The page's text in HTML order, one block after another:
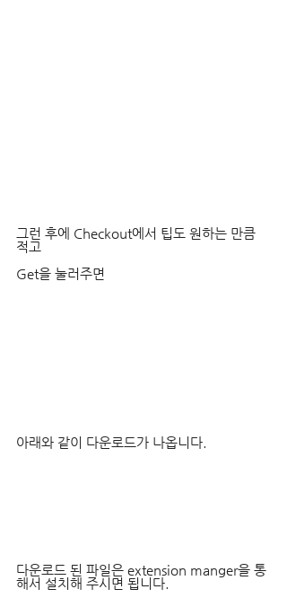
그런 후에 Checkout에서 팁도 원하는 만큼
적고
Get을 눌러주면
아래와 같이 다운로드가 나옵니다.
다운로드 된 파일은 extension manger을 통
해서 설치해 주시면 됩니다.